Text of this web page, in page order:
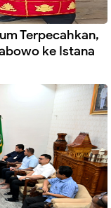
Terpecahkan,
ke Istana